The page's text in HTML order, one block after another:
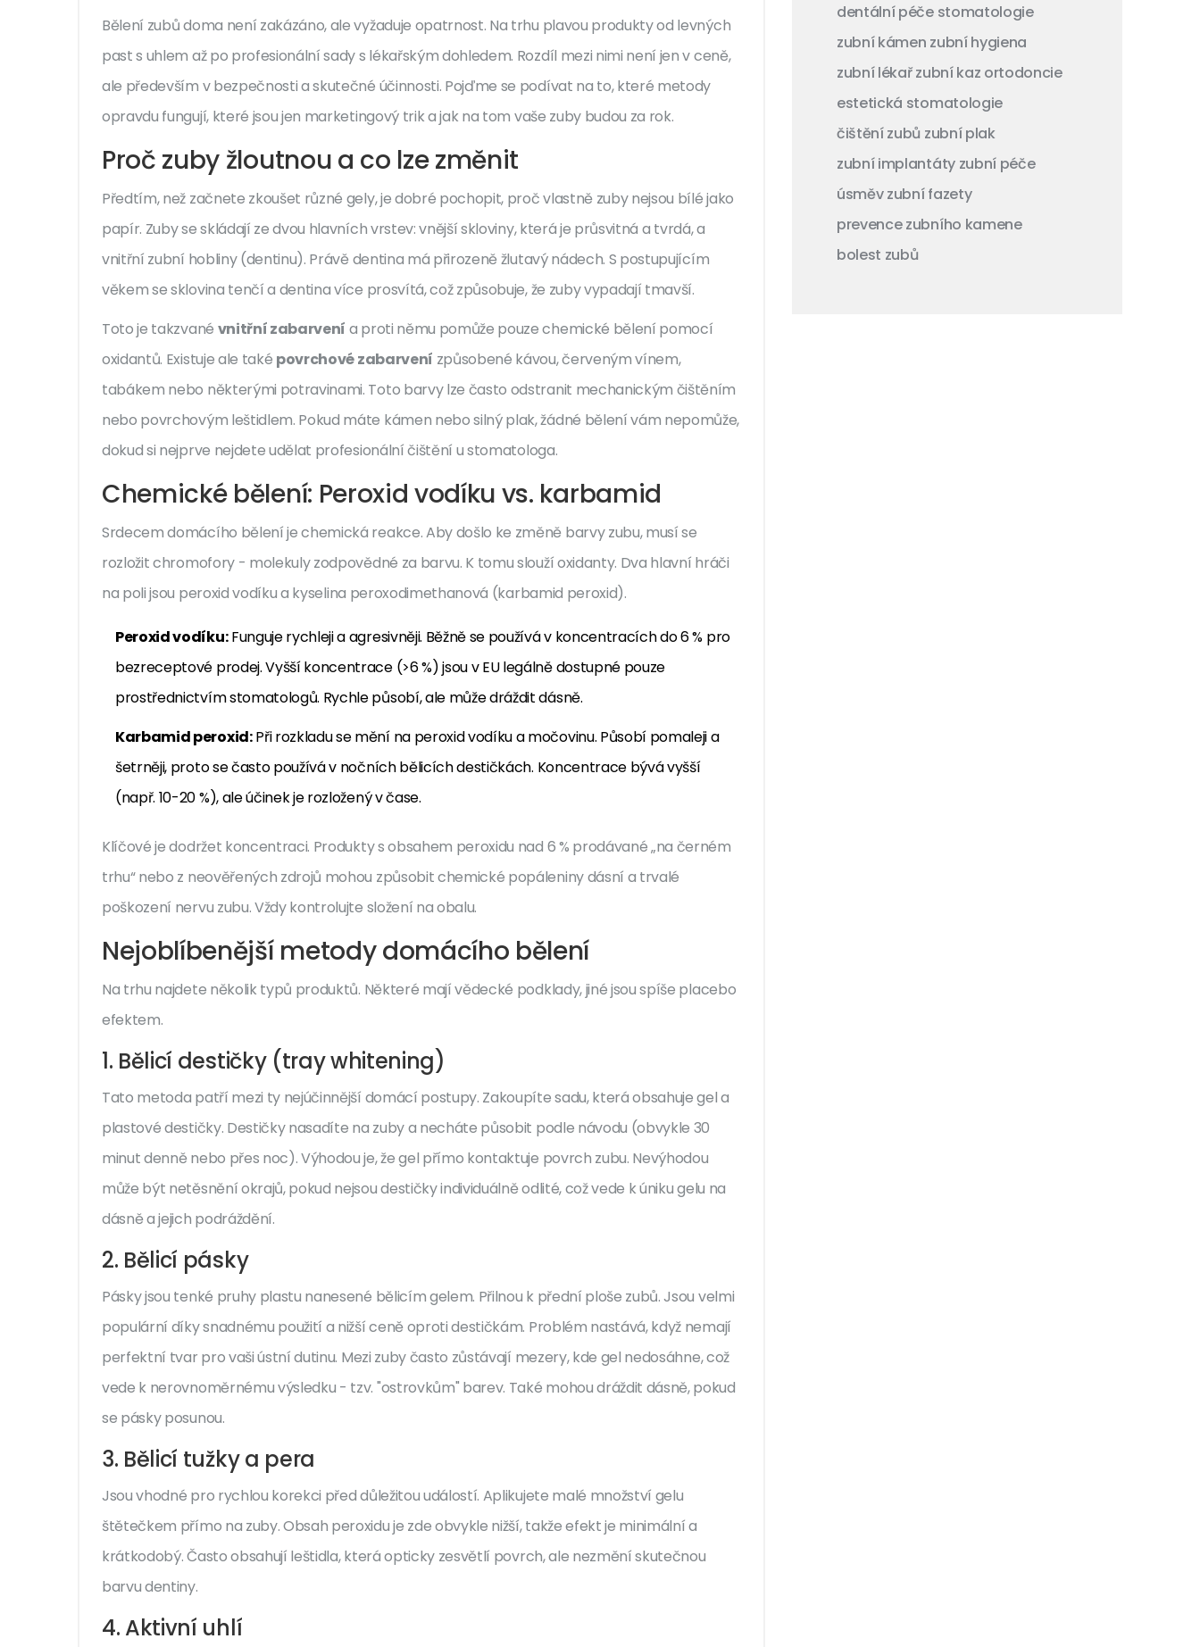
Bělení zubů doma není zakázáno, ale vyžaduje opatrnost. Na trhu plavou produkty od levných
past s uhlem až po profesionální sady s lékařským dohledem. Rozdíl mezi nimi není jen v ceně,
ale především v bezpečnosti a skutečné účinnosti. Pojďme se podívat na to, které metody
opravdu fungují, které jsou jen marketingový trik a jak na tom vaše zuby budou za rok.
Proč zuby žloutnou a co lze změnit
Předtím, než začnete zkoušet různé gely, je dobré pochopit, proč vlastně zuby nejsou bílé jako
papír. Zuby se skládají ze dvou hlavních vrstev: vnějšískloviny, která je průsvitná a tvrdá, a
vnitřní zubní hobliny (dentinu). Právě dentina má přirozeně žlutavý nádech. S postupujícím
věkem se sklovina tenčí a dentina více prosvítá, což způsobuje, že zuby vypadají tmavší.
Toto je takzvané vnitřní zabarvení a proti němu pomůže pouze chemické bělení pomocí
oxidantů. Existuje ale také povrchové zabarvení způsobené kávou, červeným vínem,
tabákem nebo některými potravinami. Toto barvy lze často odstranit mechanickým čištěním
nebo povrchovým leštidlem. Pokud máte kámen nebo silný plak, žádné bělení vám nepomůže,
dokud si nejprve nejdete udělat profesionální čištění u stomatologa.
Chemické bělení: Peroxid vodíku vs. karbamid
Srdecem domácího bělení je chemická reakce. Aby došlo ke změně barvy zubu, musí se
rozložit chromofory - molekuly zodpovědné za barvu. K tomu slouží oxidanty. Dva hlavní hráči
na poli jsou peroxid vodíkua kyselina peroxodimethanová (karbamid peroxid).
Peroxid vodíku:Funguje rychleji a agresivněji. Běžně se používá v koncentracích do 6 % pro
bezreceptové prodej. Vyšší koncentrace (>6 %) jsou v EU legálně dostupné pouze
prostřednictvím stomatologů. Rychle působí, ale může dráždit dásně.
Karbamid peroxid:Při rozkladu se mění na peroxid vodíku a močovinu. Působí pomaleji a
šetrněji, proto se často používá v nočních bělicích destičkách. Koncentrace bývá vyšší
(např. 10-20 %), ale účinek je rozložený v čase.
Klíčové je dodržet koncentraci. Produkty s obsahem peroxidu nad 6 % prodávané „na černém
trhu“ nebo z neověřených zdrojů mohou způsobit chemické popáleniny dásní a trvalé
poškození nervu zubu. Vždy kontrolujte složení na obalu.
Nejoblíbenější metody domácího bělení
Na trhu najdete několik typů produktů. Některé mají vědecké podklady, jiné jsou spíše placebo
efektem.
1. Bělicí destičky (tray whitening)
Tato metoda patří mezi ty nejúčinnější domácí postupy. Zakoupíte sadu, která obsahuje gel a
plastové destičky. Destičky nasadíte na zuby a necháte působit podle návodu (obvykle 30
minut denně nebo přes noc). Výhodou je, že gel přímo kontaktuje povrch zubu. Nevýhodou
může být netěsnění okrajů, pokud nejsou destičky individuálně odlité, což vede k úniku gelu na
dásně a jejich podráždění.
2. Bělicí pásky
Pásky jsou tenké pruhy plastu nanesené bělicím gelem. Přilnou k přední ploše zubů. Jsou velmi
populární díky snadnému použití a nižší ceně oproti destičkám. Problém nastává, když nemají
perfektní tvar pro vaši ústní dutinu. Mezi zuby často zůstávají mezery, kde gel nedosáhne, což
vede k nerovnoměrnému výsledku - tzv. "ostrovkům" barev. Také mohou dráždit dásně, pokud
se pásky posunou.
3. Bělicí tužky a pera
Jsou vhodné pro rychlou korekci před důležitou událostí. Aplikujete malé množství gelu
štětečkem přímo na zuby. Obsah peroxidu je zde obvykle nižší, takže efekt je minimální a
krátkodobý. Často obsahují leštidla, která opticky zesvětlí povrch, ale nezmění skutečnou
barvu dentiny.
4. Aktivní uhlí
dentální péče stomatologie
zubní kámen zubní hygiena
zubní lékařzubní kaz ortodoncie
estetická stomatologie
čištění zubů zubní plak
zubní implantáty zubní péče
úsměvzubní fazety
prevence zubního kamene
bolest zubů